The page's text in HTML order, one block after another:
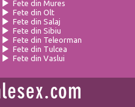
Fete din Mures
Fete din Olt
Fete din Salaj
Fete din Sibiu
Fete din Teleorman
Fete din Tulcea
Fete din Vaslui